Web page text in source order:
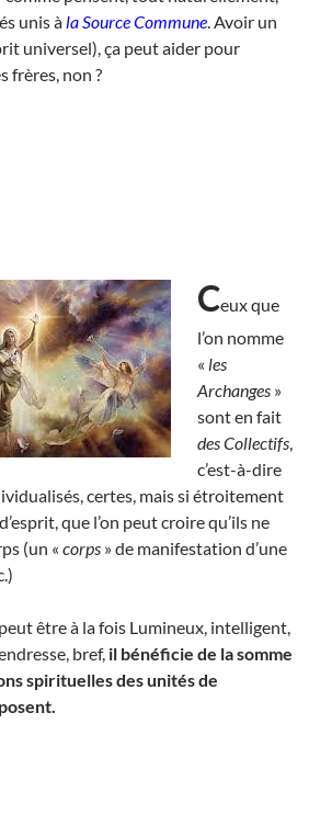
unis à la Source Commune . Avoir un
universel), ça peut aider pour
frères, non ?
Ceux que
l’on nomme
« les
Archanges »
sont en fait
des Collectifs
c’est-à-dire
certes, mais si étroitement
que l’on peut croire qu’ils ne
(un « corps » de manifestation d’une
être à la fois Lumineux, intelligent,
bref, il bénéficie de la somme
spirituelles des unités de